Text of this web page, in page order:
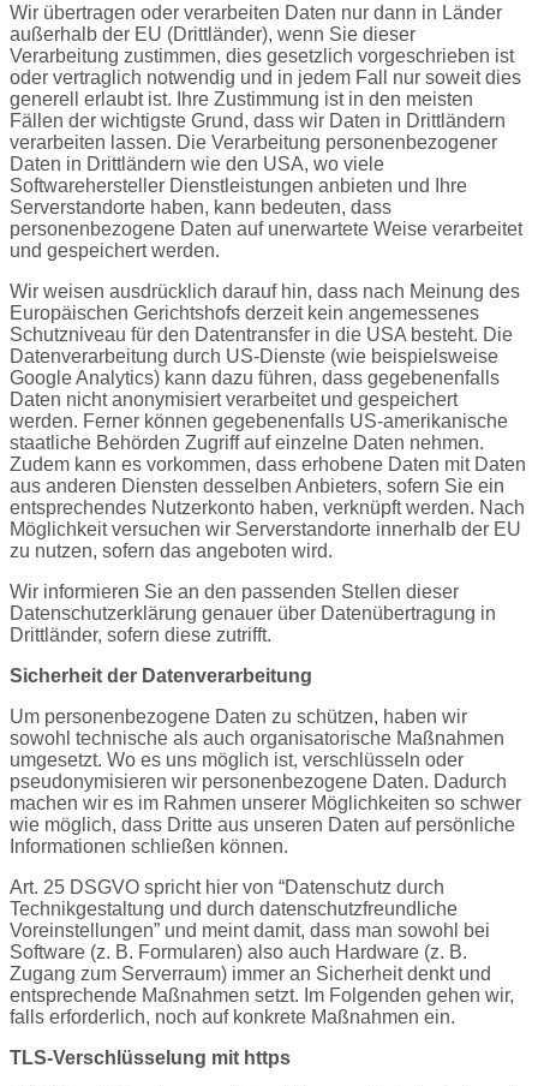
Wir übertragen oder verarbeiten Daten nur dann in Länder
außerhalb der EU (Drittländer), wenn Sie dieser
Verarbeitung zustimmen, dies gesetzlich vorgeschrieben ist
oder vertraglich notwendig und in jedem Fall nur soweit dies
generell erlaubt ist. Ihre Zustimmung ist in den meisten
Fällen der wichtigste Grund, dass wir Daten in Drittländern
verarbeiten lassen. Die Verarbeitung personenbezogener
Daten in Drittländern wie den USA, wo viele
Softwarehersteller Dienstleistungen anbieten und Ihre
Serverstandorte haben, kann bedeuten, dass
personenbezogene Daten auf unerwartete Weise verarbeitet
und gespeichert werden.
Wir weisen ausdrücklich darauf hin, dass nach Meinung des
Europäischen Gerichtshofs derzeit kein angemessenes
Schutzniveau für den Datentransfer in die USA besteht. Die
Datenverarbeitung durch US-Dienste (wie beispielsweise
Google Analytics) kann dazu führen, dass gegebenenfalls
Daten nicht anonymisiert verarbeitet und gespeichert
werden. Ferner können gegebenenfalls US-amerikanische
staatliche Behörden Zugriff auf einzelne Daten nehmen.
Zudem kann es vorkommen, dass erhobene Daten mit Daten
aus anderen Diensten desselben Anbieters, sofern Sie ein
entsprechendes Nutzerkonto haben, verknüpft werden. Nach
Möglichkeit versuchen wir Serverstandorte innerhalb der EU
zu nutzen, sofern das angeboten wird.
Wir informieren Sie an den passenden Stellen dieser
Datenschutzerklärung genauer über Datenübertragung in
Drittländer, sofern diese zutrifft.
Sicherheit der Datenverarbeitung
Um personenbezogene Daten zu schützen, haben wir
sowohl technische als auch organisatorische Maßnahmen
umgesetzt. Wo es uns möglich ist, verschlüsseln oder
pseudonymisieren wir personenbezogene Daten. Dadurch
machen wir es im Rahmen unserer Möglichkeiten so schwer
wie möglich, dass Dritte aus unseren Daten auf persönliche
Informationen schließen können.
Art. 25 DSGVO spricht hier von “Datenschutz durch
Technikgestaltung und durch datenschutzfreundliche
Voreinstellungen” und meint damit, dass man sowohl bei
Software (z. B. Formularen) also auch Hardware (z. B.
Zugang zum Serverraum) immer an Sicherheit denkt und
entsprechende Maßnahmen setzt. Im Folgenden gehen wir,
falls erforderlich, noch auf konkrete Maßnahmen ein.
TLS-Verschlüsselung mit https